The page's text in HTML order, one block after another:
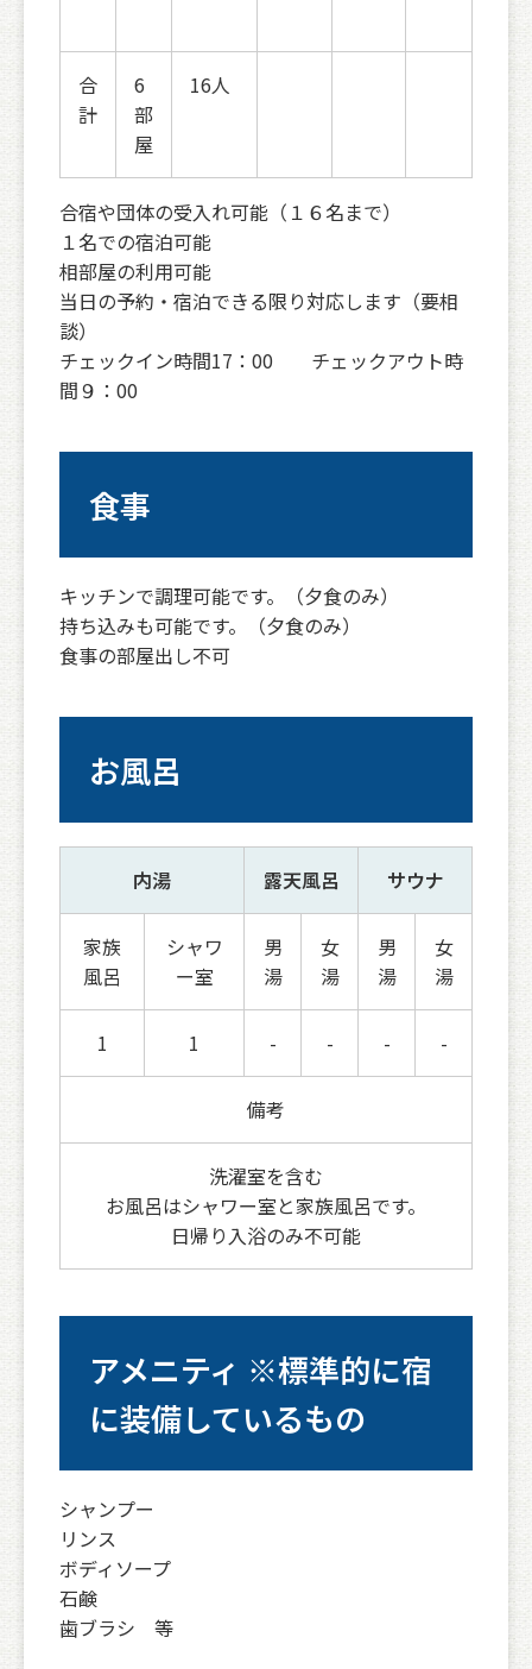
合
計
6
部
屋
16人
合宿や団体の受入れ可能（１６名まで）
１名での宿泊可能
相部屋の利用可能
当日の予約・宿泊できる限り対応します（要相
談）
チェックイン時間17：00 チェックアウト時
間９：00
食事
キッチンで調理可能です。（夕食のみ）
持ち込みも可能です。（夕食のみ）
食事の部屋出し不可
お風呂
内湯 露天風呂 サウナ
家族
風呂
シャワ
ー室
男
湯
女
湯
男
湯
女
湯
1 1 - - - -
備考
洗濯室を含む
お風呂はシャワー室と家族風呂です。
日帰り入浴のみ不可能
アメニティ ※標準的に宿
に装備しているもの
シャンプー
リンス
ボディソープ
石鹸
歯ブラシ 等